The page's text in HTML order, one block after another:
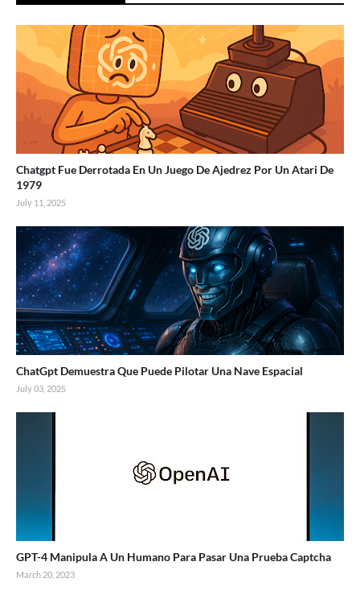
Chatgpt Fue Derrotada En Un Juego De Ajedrez Por Un Atari De
1979
July 11, 2025
ChatGpt Demuestra Que Puede Pilotar Una Nave Espacial
July 03, 2025
GPT-4 Manipula A Un Humano Para Pasar Una Prueba Captcha
March 20, 2023